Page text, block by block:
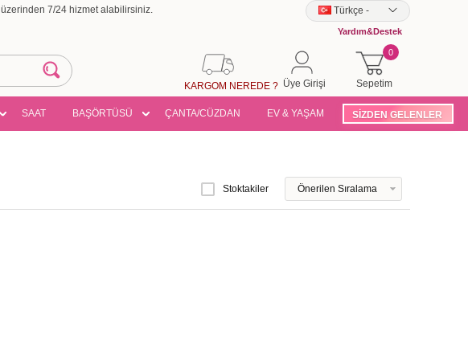
üzerinden 7/24 hizmet alabilirsiniz. Türkçe -
Yardım&Destek
Sepetim
0
Üye Girişi
KARGOM NEREDE ?
SAAT BAŞÖRTÜSÜ ÇANTA/CÜZDAN EV & YAŞAM SİZDEN GELENLER
Stoktakiler